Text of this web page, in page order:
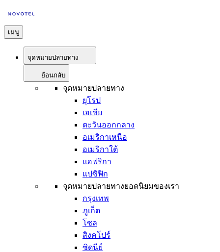
เมนู
จุดหมายปลายทาง
ย้อนกลับ
จุดหมายปลายทาง
ยุโรป
เอเชีย
ตะวันออกกลาง
อเมริกาเหนือ
อเมริกาใต้
แอฟริกา
แปซิฟิก
จุดหมายปลายทางยอดนิยมของเรา
กรุงเทพ
ภูเก็ต
โซล
สิงคโปร์
ซิดนีย์